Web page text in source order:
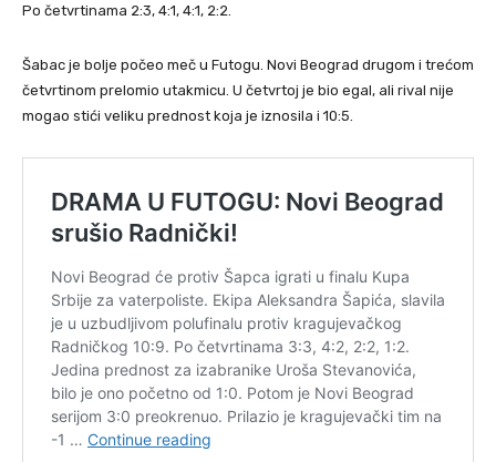
Po četvrtinama 2:3, 4:1, 4:1, 2:2.
Šabac je bolje počeo meč u Futogu. Novi Beograd drugom i trećom
četvrtinom prelomio utakmicu. U četvrtoj je bio egal, ali rival nije
mogao stići veliku prednost koja je iznosila i 10:5.